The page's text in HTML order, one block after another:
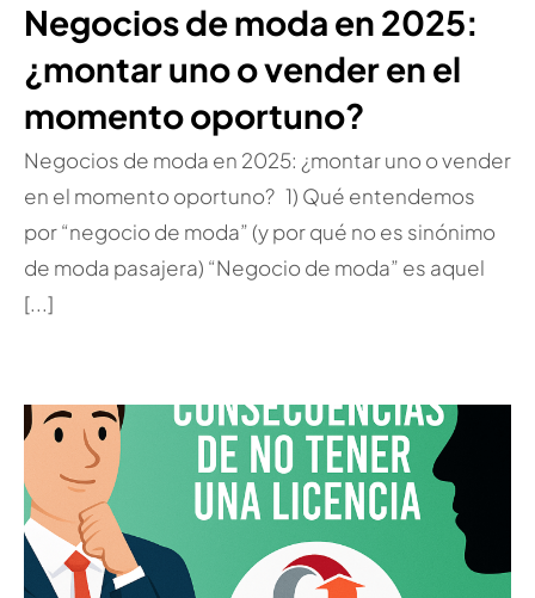
Negocios de moda en 2025:
¿montar uno o vender en el
momento oportuno?
Negocios de moda en 2025: ¿montar uno o vender
en el momento oportuno? 1) Qué entendemos
por “negocio de moda” (y por qué no es sinónimo
de moda pasajera) “Negocio de moda” es aquel
[...]